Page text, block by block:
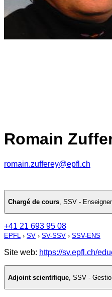
Romain
romain.zufferey@epfl.ch
Chargé de cours, SSV -
+41 21 693 95 08
EPFL › SV › SV-SSV › SSV-ENS
Site web: https://sv.epfl.ch/
Adjoint scientifique SSV -